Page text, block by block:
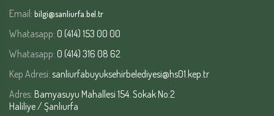
Email: bilgi@sanliurfa.bel.tr
Whatasapp: 0 (414) 153 00 00
Whatasapp: 0 (414) 316 08 62
Kep Adresi: sanliurfabuyuksehirbelediyesi@hs01.kep.tr
Adres: Bamyasuyu Mahallesi 154. Sokak No:2
Haliliye / Şanlıurfa